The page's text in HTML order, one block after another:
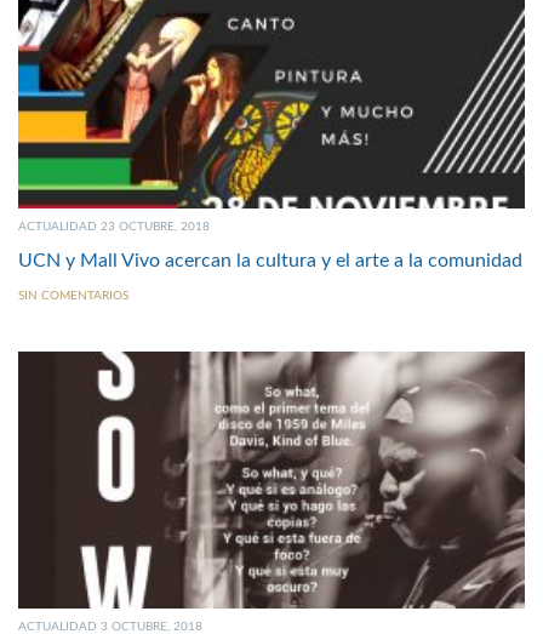
ACTUALIDAD 23 OCTUBRE, 2018
UCN y Mall Vivo acercan la cultura y el arte a la comunidad
SIN COMENTARIOS
ACTUALIDAD 3 OCTUBRE, 2018